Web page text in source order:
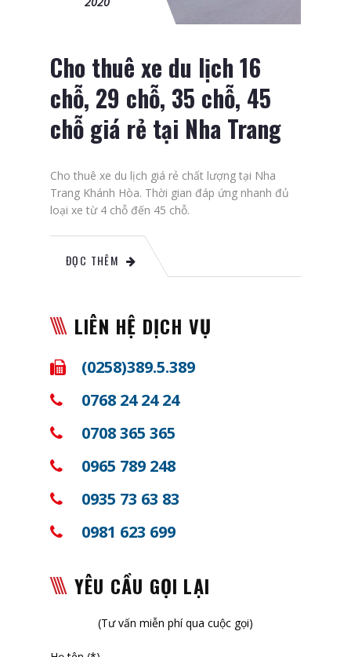
Cho thuê xe du lịch 16
chỗ, 29 chỗ, 35 chỗ, 45
chỗ giá rẻ tại Nha Trang
Cho thuê xe du lịch giá rẻ chất lượng tại Nha
Trang Khánh Hòa. Thời gian đáp ứng nhanh đủ
loại xe từ 4 chỗ đến 45 chỗ.
ĐỌC THÊM
LIÊN HỆ DỊCH VỤ
(0258)389.5.389
0768 24 24 24
0708 365 365
0965 789 248
0935 73 63 83
0981 623 699
YÊU CẦU GỌI LẠI
(Tư vấn miễn phí qua cuộc gọi)